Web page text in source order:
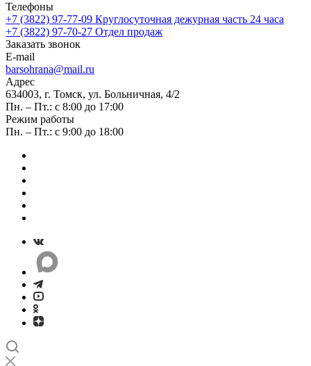
Телефоны
+7 (3822) 97-77-09 Круглосуточная дежурная часть 24 часа
+7 (3822) 97-70-27 Отдел продаж
Заказать звонок
E-mail
barsohrana@mail.ru
Адрес
634003, г. Томск, ул. Больничная, 4/2
Пн. – Пт.: с 8:00 до 17:00
Режим работы
Пн. – Пт.: с 9:00 до 18:00